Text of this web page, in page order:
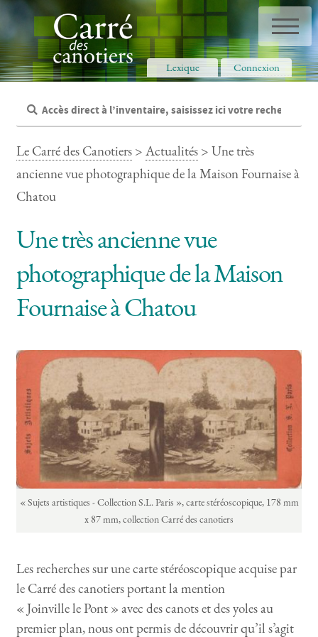
Panneau de gestion des cookies
Lexique Connexion
Le Carré des Canotiers >Actualités > Une très
ancienne vue photographique de la Maison Fournaise à
Chatou
Une très ancienne vue
photographique de la Maison
Fournaise à Chatou
« Sujets artistiques - Collection S.L. Paris », carte stéréoscopique, 178 mm
x 87 mm, collection Carré des canotiers
Les recherches sur une carte stéréoscopique acquise par
le Carré des canotiers portant la mention
« Joinville le Pont » avec des canots et des yoles au
premier plan, nous ont permis de découvrir qu’il s’agit